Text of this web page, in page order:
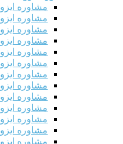
مشاوره ایزو ۹۰۰۱
مشاوره ایزو ۱۴۰۰۱
مشاوره ایزو ۴۵۰۰۱
مشاوره ایزو ۱۳۴۸۵
مشاوره ایزو ۱۰۰۰۱
مشاوره ایزو ۱۰۰۰۲
مشاوره ایزو ۱۰۰۰۳
مشاوره ایزو ۱۰۰۰۴
مشاوره ایزو ۲۹۰۰۱
مشاوره ایزو ۱۵۱۸۹
مشاوره ایزو ۱۷۰۲۵
مشاوره ایزو ۲۷۰۰۱
مشاوره ایزو ۲۲۰۰۰